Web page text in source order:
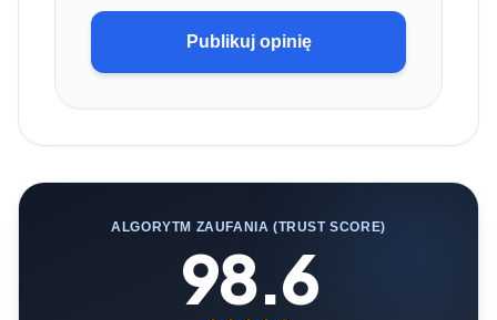
Publikuj opinię
ALGORYTM ZAUFANIA (TRUST SCORE)
98.6